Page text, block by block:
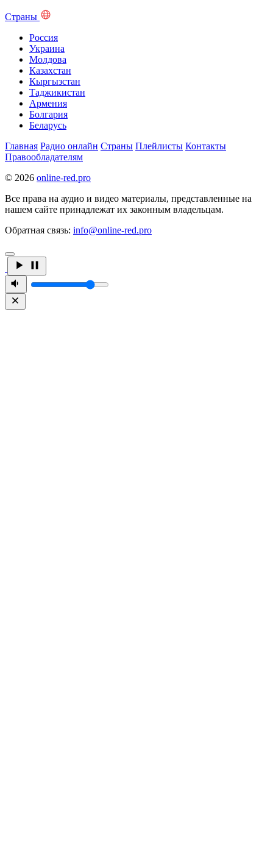
Страны
Россия
Украина
Молдова
Казахстан
Кыргызстан
Таджикистан
Армения
Болгария
Беларусь
Главная Радио онлайн Страны Плейлисты Контакты
Правообладателям
© 2026 online-red.pro
Все права на аудио и видео материалы, представленные на
нашем сайте принадлежат их законным владельцам.
Обратная связь: info@online-red.pro